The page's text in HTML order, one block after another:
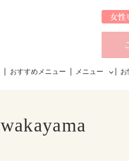
おすすめメニュー メニュー お
wakayama